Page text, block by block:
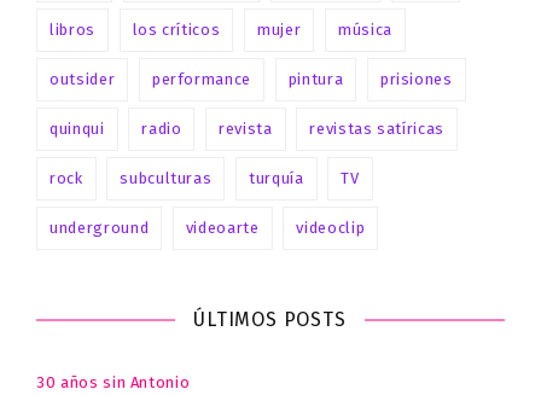
libros los críticos mujer música
outsider performance pintura prisiones
quinqui radio revista revistas satíricas
rock subculturas turquía TV
underground videoarte videoclip
ÚLTIMOS POSTS
30 años sin Antonio